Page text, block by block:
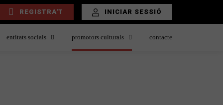
REGISTRA'T INICIAR SESSIÓ
entitats socials promotors culturals contacte